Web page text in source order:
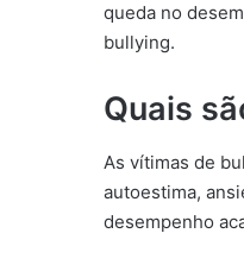
queda no
bullying.
Quais
As vítimas de
autoestima,
desempenho